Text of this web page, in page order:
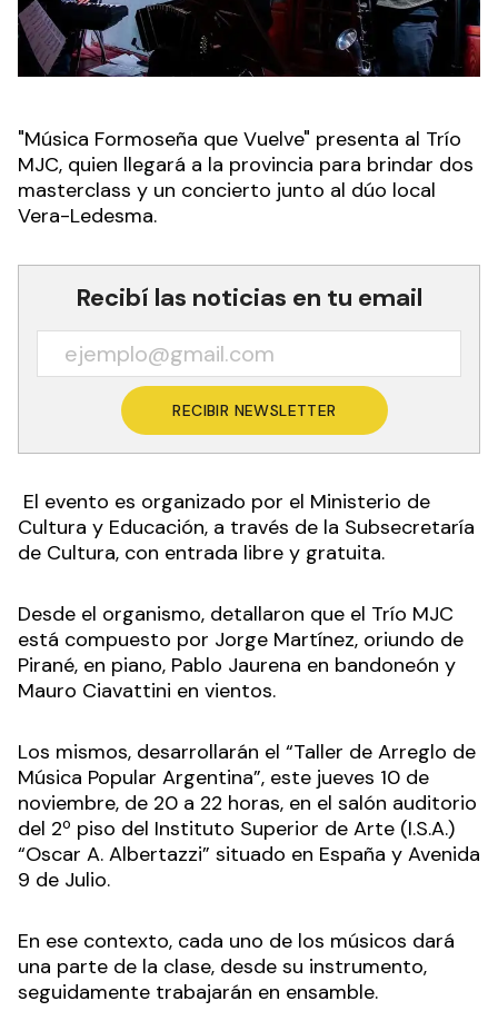
"Música Formoseña que Vuelve" presenta al Trío
MJC, quien llegará a la provincia para brindar dos
masterclass y un concierto junto al dúo local
Vera-Ledesma.
Recibí las noticias en tu email
RECIBIR NEWSLETTER
El evento es organizado por el Ministerio de
Cultura y Educación, a través de la Subsecretaría
de Cultura, con entrada libre y gratuita.
Desde el organismo, detallaron que el Trío MJC
está compuesto por Jorge Martínez, oriundo de
Pirané, en piano, Pablo Jaurena en bandoneón y
Mauro Ciavattini en vientos.
Los mismos, desarrollarán el “Taller de Arreglo de
Música Popular Argentina”, este jueves 10 de
noviembre, de 20 a 22 horas, en el salón auditorio
del 2º piso del Instituto Superior de Arte (I.S.A.)
“Oscar A. Albertazzi” situado en España y Avenida
9 de Julio.
En ese contexto, cada uno de los músicos dará
una parte de la clase, desde su instrumento,
seguidamente trabajarán en ensamble.